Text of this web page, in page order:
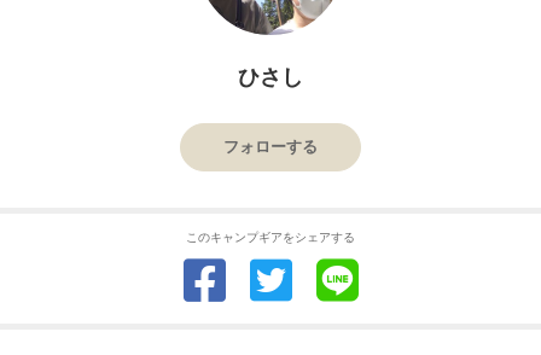
ひさし
フォローする
このキャンプギアをシェアする